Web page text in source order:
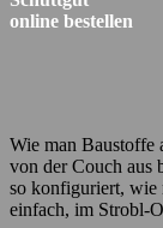
online bestellen
Wie man Baustoffe
von der Couch aus
so konfiguriert, wie
einfach, im Strobl-